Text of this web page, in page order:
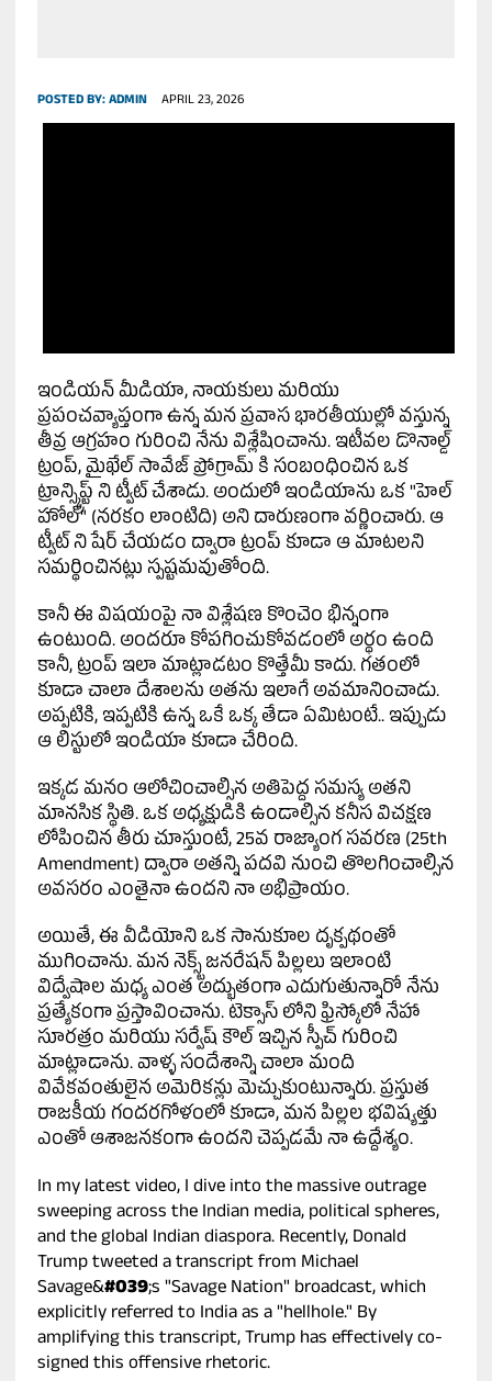
POSTED BY:ADMIN APRIL 23, 2026
ఇండియన్ మీడియా, నాయకులు మరియు
ప్రపంచవ్యాప్తంగా ఉన్న మన ప్రవాస భారతీయుల్లో వస్తున్న
తీవ్ర ఆగ్రహం గురించి నేను విశ్లేషించాను. ఇటీవల డొనాల్డ్
ట్రంప్, మైఖేల్ సావేజ్ ప్రోగ్రామ్ కి సంబంధించిన ఒక
ట్రాన్స్క్రిప్ట్ ని ట్వీట్ చేశాడు. అందులో ఇండియాను ఒక "హెల్
హోల్" (నరకం లాంటిది) అని దారుణంగా వర్ణించారు. ఆ
ట్వీట్ ని షేర్ చేయడం ద్వారా ట్రంప్ కూడా ఆ మాటలని
సమర్థించినట్లు స్పష్టమవుతోంది.
కానీ ఈ విషయంపై నా విశ్లేషణ కొంచెం భిన్నంగా
ఉంటుంది. అందరూ కోపగించుకోవడంలో అర్థం ఉంది
కానీ, ట్రంప్ ఇలా మాట్లాడటం కొత్తేమీ కాదు. గతంలో
కూడా చాలా దేశాలను అతను ఇలాగే అవమానించాడు.
అప్పటికి, ఇప్పటికి ఉన్న ఒకే ఒక్క తేడా ఏమిటంటే.. ఇప్పుడు
ఆ లిస్టులో ఇండియా కూడా చేరింది.
ఇక్కడ మనం ఆలోచించాల్సిన అతిపెద్ద సమస్య అతని
మానసిక స్థితి. ఒక అధ్యక్షుడికి ఉండాల్సిన కనీస విచక్షణ
లోపించిన తీరు చూస్తుంటే, 25వ రాజ్యాంగ సవరణ (25th
Amendment) ద్వారా అతన్ని పదవి నుంచి తొలగించాల్సిన
అవసరం ఎంతైనా ఉందని నా అభిప్రాయం.
అయితే, ఈ వీడియోని ఒక సానుకూల దృక్పథంతో
ముగించాను. మన నెక్స్ట్ జనరేషన్ పిల్లలు ఇలాంటి
విద్వేషాల మధ్య ఎంత అద్భుతంగా ఎదుగుతున్నారో నేను
ప్రత్యేకంగా ప్రస్తావించాను. టెక్సాస్ లోని ఫ్రిస్కోలో నేహా
సూరత్రం మరియు సర్వేష్ కౌల్ ఇచ్చిన స్పీచ్ గురించి
మాట్లాడాను. వాళ్ళ సందేశాన్ని చాలా మంది
వివేకవంతులైన అమెరికన్లు మెచ్చుకుంటున్నారు. ప్రస్తుత
రాజకీయ గందరగోళంలో కూడా, మన పిల్లల భవిష్యత్తు
ఎంతో ఆశాజనకంగా ఉందని చెప్పడమే నా ఉద్దేశ్యం.
In my latest video, I dive into the massive outrage
sweeping across the Indian media, political spheres,
and the global Indian diaspora. Recently, Donald
Trump tweeted a transcript from Michael
Savage&#039;s "Savage Nation" broadcast, which
explicitly referred to India as a "hellhole." By
amplifying this transcript, Trump has effectively co-
signed this offensive rhetoric.